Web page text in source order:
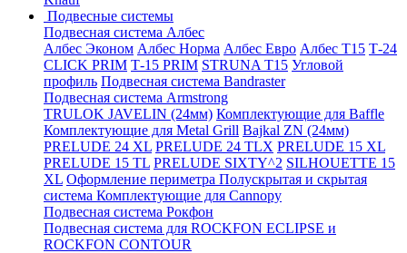
Подвесные системы
Подвесная система Албес
Албес Эконом Албес Норма Албес Евро Албес T15 Т-24
CLICK PRIM Т-15 PRIM STRUNA Т15 Угловой
профиль Подвесная система Bandraster
Подвесная система Armstrong
TRULOK JAVELIN (24мм) Комплектующие для Baffle
Комплектующие для Metal Grill Bajkal ZN (24мм)
PRELUDE 24 XL PRELUDE 24 TLX PRELUDE 15 XL
PRELUDE 15 TL PRELUDE SIXTY^2 SILHOUETTE 15
XL Оформление периметра Полускрытая и скрытая
система Комплектующие для Cannopy
Подвесная система Рокфон
Подвесная система для ROCKFON ECLIPSE и
ROCKFON CONTOUR